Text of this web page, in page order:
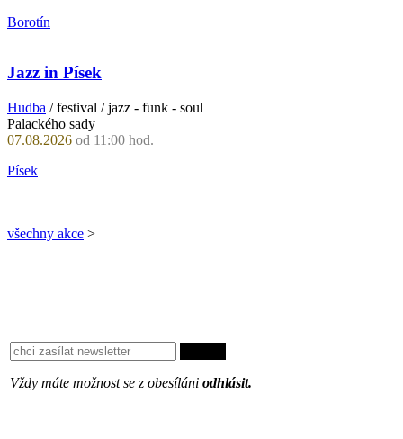
Borotín
Jazz in Písek
Hudba / festival / jazz - funk - soul
Palackého sady
07.08.2026 od 11:00 hod.
Písek
všechny akce >
Vždy máte možnost se z obesíláni odhlásit.